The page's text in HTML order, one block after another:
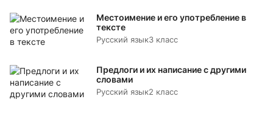
Местоимение и его употребление в
тексте
Русский язык3 класс
Предлоги и их написание с другими
словами
Русский язык2 класс